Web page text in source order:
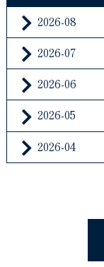
2026-08
2026-07
2026-06
2026-05
2026-04